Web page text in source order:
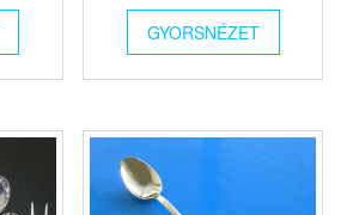
GYORSNÉZET